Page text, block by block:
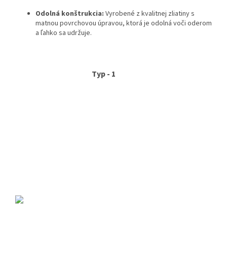
Odolná konštrukcia: Vyrobené z kvalitnej zliatiny s
matnou povrchovou úpravou, ktorá je odolná voči oderom
a ľahko sa udržuje.
Typ - 1